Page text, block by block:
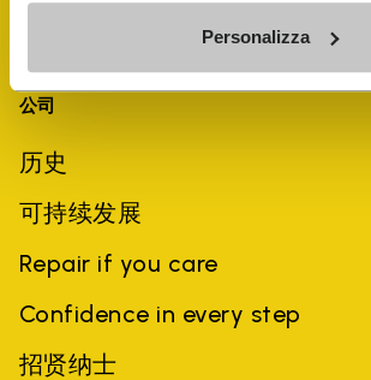
Personalizza
公司
历史
可持续发展
Repair if you care
Confidence in every step
招贤纳士